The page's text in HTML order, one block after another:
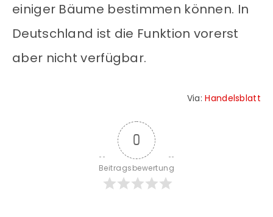
einiger Bäume bestimmen können. In
Deutschland ist die Funktion vorerst
aber nicht verfügbar.
Via:Handelsblatt
0
Beitragsbewertung